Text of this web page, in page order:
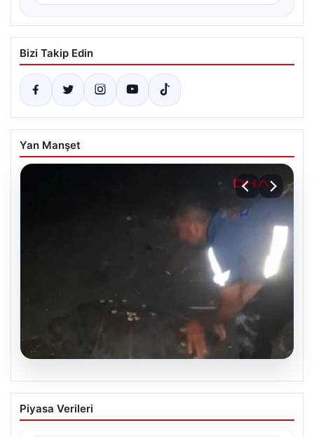
Bizi Takip Edin
Yan Manşet
04.08.2026
Sahilde yönünü şaşıran caretta
carettayı vatandaşlar denize ulaştırdı
Piyasa Verileri